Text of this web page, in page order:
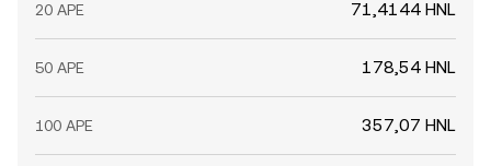
20 APE 71,4144 HNL
50 APE 178,54 HNL
100 APE 357,07 HNL